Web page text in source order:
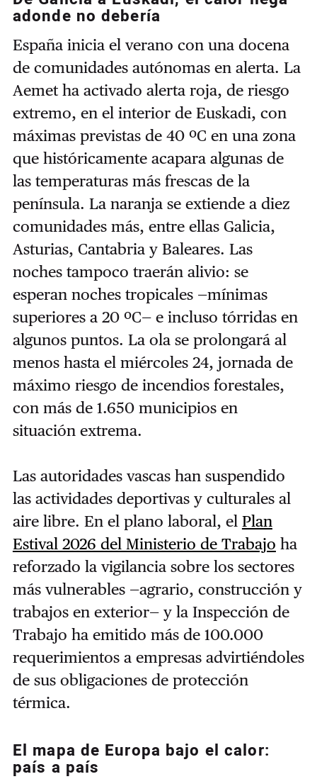
adonde no debería
España inicia el verano con una docena
de comunidades autónomas en alerta. La
Aemet ha activado alerta roja, de riesgo
extremo, en el interior de Euskadi, con
máximas previstas de 40 ºC en una zona
que históricamente acapara algunas de
las temperaturas más frescas de la
península. La naranja se extiende a diez
comunidades más, entre ellas Galicia,
Asturias, Cantabria y Baleares. Las
noches tampoco traerán alivio: se
esperan noches tropicales —mínimas
superiores a 20 ºC— e incluso tórridas en
algunos puntos. La ola se prolongará al
menos hasta el miércoles 24, jornada de
máximo riesgo de incendios forestales,
con más de 1.650 municipios en
situación extrema.
Las autoridades vascas han suspendido
las actividades deportivas y culturales al
aire libre. En el plano laboral, el Plan
Estival 2026 del Ministerio de Trabajo ha
reforzado la vigilancia sobre los sectores
más vulnerables —agrario, construcción y
trabajos en exterior— y la Inspección de
Trabajo ha emitido más de 100.000
requerimientos a empresas advirtiéndoles
de sus obligaciones de protección
térmica.
El mapa de Europa bajo el calor:
país a país